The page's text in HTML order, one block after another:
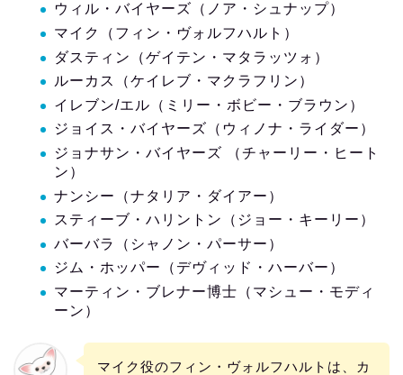
ウィル・バイヤーズ（ノア・シュナップ）
マイク（フィン・ヴォルフハルト）
ダスティン（ゲイテン・マタラッツォ）
ルーカス（ケイレブ・マクラフリン）
イレブン/エル（ミリー・ボビー・ブラウン）
ジョイス・バイヤーズ（ウィノナ・ライダー）
ジョナサン・バイヤーズ （チャーリー・ヒート
ン）
ナンシー（ナタリア・ダイアー）
スティーブ・ハリントン（ジョー・キーリー）
バーバラ（シャノン・パーサー）
ジム・ホッパー（デヴィッド・ハーバー）
マーティン・ブレナー博士（マシュー・モディ
ーン）
マイク役のフィン・ヴォルフハルトは、カ